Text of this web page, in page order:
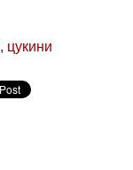
, цукини